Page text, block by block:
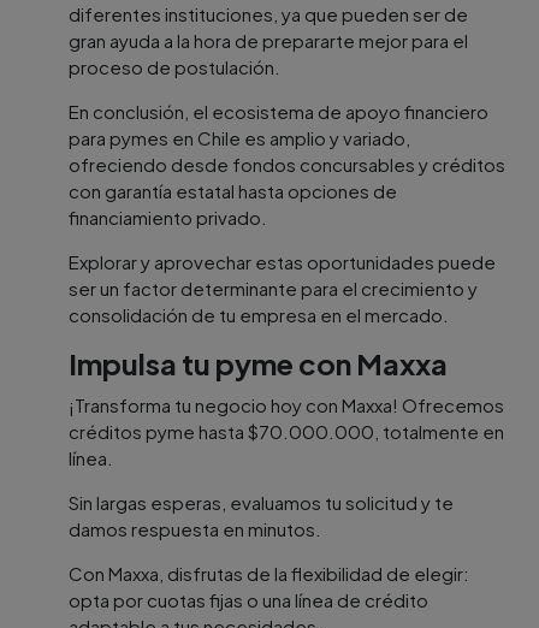
diferentes instituciones, ya que pueden ser de
gran ayuda a la hora de prepararte mejor para el
proceso de postulación.
En conclusión, el ecosistema de apoyo financiero
para pymes en Chile es amplio y variado,
ofreciendo desde fondos concursables y créditos
con garantía estatal hasta opciones de
financiamiento privado.
Explorar y aprovechar estas oportunidades puede
ser un factor determinante para el crecimiento y
consolidación de tu empresa en el mercado.
Impulsa tu pyme con Maxxa
¡Transforma tu negocio hoy con Maxxa! Ofrecemos
créditos pyme hasta $70.000.000, totalmente en
línea.
Sin largas esperas, evaluamos tu solicitud y te
damos respuesta en minutos.
Con Maxxa, disfrutas de la flexibilidad de elegir:
opta por cuotas fijas o una línea de crédito